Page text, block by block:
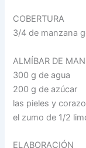
COBERTURA
3/4 de manzana
ALMÍBAR DE
300 g de agua
200 g de azúcar
las pieles y
el zumo de 1/2
ELABORACIÓN